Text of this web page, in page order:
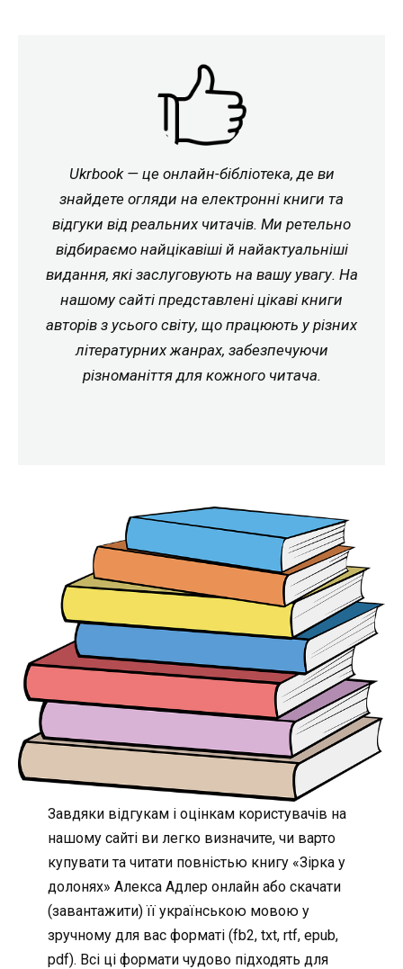
Ukrbook — це онлайн-бібліотека, де ви
знайдете огляди на електронні книги та
відгуки від реальних читачів. Ми ретельно
відбираємо найцікавіші й найактуальніші
видання, які заслуговують на вашу увагу. На
нашому сайті представлені цікаві книги
авторів з усього світу, що працюють у різних
літературних жанрах, забезпечуючи
різноманіття для кожного читача.
Завдяки відгукам і оцінкам користувачів на
нашому сайті ви легко визначите, чи варто
купувати та читати повністью книгу «Зірка у
долонях» Алекса Адлер онлайн або скачати
(завантажити) її українською мовою у
зручному для вас форматі (fb2, txt, rtf, epub,
pdf). Всі ці формати чудово підходять для